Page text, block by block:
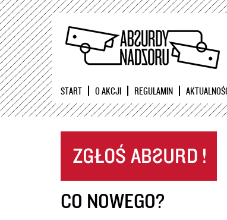
START O AKCJI REGULAMIN
CO NOWEGO?